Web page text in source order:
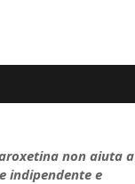
non aiuta a
indipendente e